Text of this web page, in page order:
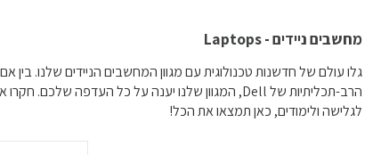
מחשבים ניידים - Laptops
לגלישה ולימודים, כאן תמצאו את הכל!